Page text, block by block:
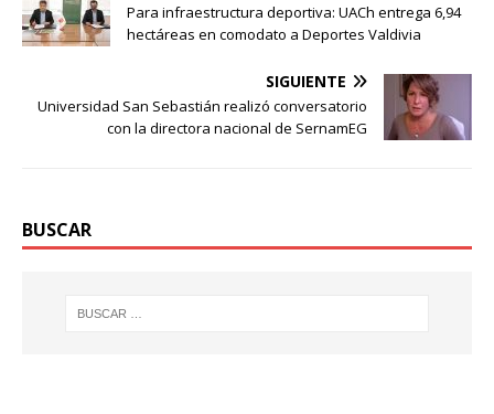
Para infraestructura deportiva: UACh entrega 6,94
hectáreas en comodato a Deportes Valdivia
SIGUIENTE
Universidad San Sebastián realizó conversatorio
con la directora nacional de SernamEG
BUSCAR